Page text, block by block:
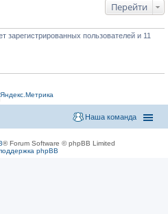
Перейти
пользователей и 11
Наша команда
® Forum Software © phpBB Limited
phpBB